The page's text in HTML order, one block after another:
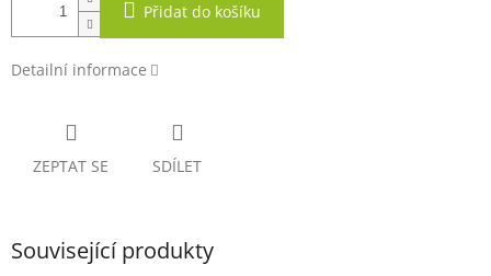
Přidat do košíku
Detailní informace
ZEPTAT SE SDÍLET
Související produkty